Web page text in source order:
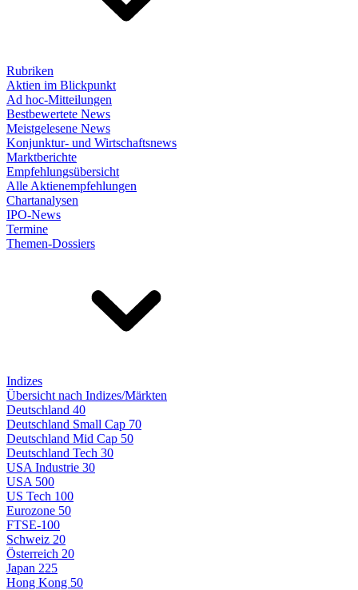
Rubriken
Aktien im Blickpunkt
Ad hoc-Mitteilungen
Bestbewertete News
Meistgelesene News
Konjunktur- und Wirtschaftsnews
Marktberichte
Empfehlungsübersicht
Alle Aktienempfehlungen
Chartanalysen
IPO-News
Termine
Themen-Dossiers
Indizes
Übersicht nach Indizes/Märkten
Deutschland 40
Deutschland Small Cap 70
Deutschland Mid Cap 50
Deutschland Tech 30
USA Industrie 30
USA 500
US Tech 100
Eurozone 50
FTSE-100
Schweiz 20
Österreich 20
Japan 225
Hong Kong 50